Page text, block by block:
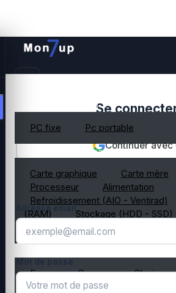
PC gamer occasion
PC fixe Pc portable
Composant PC occasion
Carte graphique
Carte mère
Processeur
Alimentation
Refroidissement (AIO - Ventirad)
(RAM)
Stockage (HDD - SSD)
composant PC gamer
Ecran Casque Clavier
Microphone
Webcam
Se
Continuer avec
OU
Adresse email